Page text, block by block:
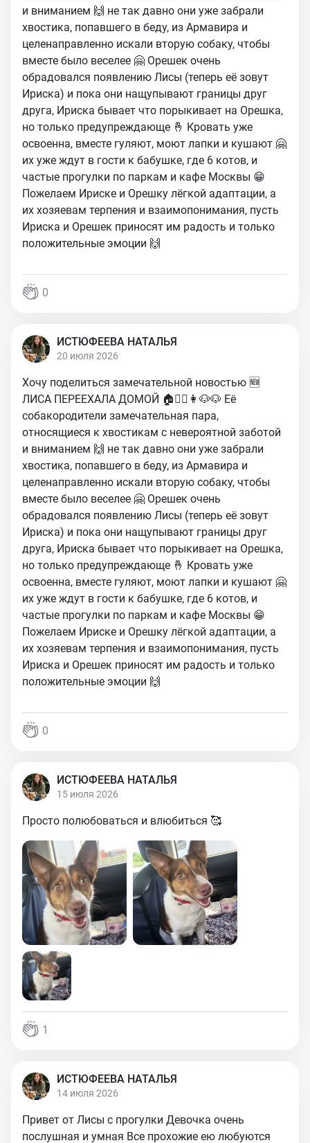
и вниманием 🙌 не так давно они уже забрали
хвостика, попавшего в беду, из Армавира и
целенаправленно искали вторую собаку, чтобы
вместе было веселее 🤗 Орешек очень
обрадовался появлению Лисы (теперь её зовут
Ириска) и пока они нащупывают границы друг
друга, Ириска бывает что порыкивает на Орешка,
но только предупреждающе 🤞 Кровать уже
освоенна, вместе гуляют, моют лапки и кушают 🤗
их уже ждут в гости к бабушке, где 6 котов, и
частые прогулки по паркам и кафе Москвы 😁
Пожелаем Ириске и Орешку лёгкой адаптации, а
их хозяевам терпения и взаимопонимания, пусть
Ириска и Орешек приносят им радость и только
положительные эмоции 🙌
0
ИСТЮФЕЕВА НАТАЛЬЯ
20 июля 2026
Хочу поделиться замечательной новостью 🆕
ЛИСА ПЕРЕЕХАЛА ДОМОЙ 🏠🧔‍♂️👩🐶🐶 Её
собакородители замечательная пара,
относящиеся к хвостикам с невероятной заботой
и вниманием 🙌 не так давно они уже забрали
хвостика, попавшего в беду, из Армавира и
целенаправленно искали вторую собаку, чтобы
вместе было веселее 🤗 Орешек очень
обрадовался появлению Лисы (теперь её зовут
Ириска) и пока они нащупывают границы друг
друга, Ириска бывает что порыкивает на Орешка,
но только предупреждающе 🤞 Кровать уже
освоенна, вместе гуляют, моют лапки и кушают 🤗
их уже ждут в гости к бабушке, где 6 котов, и
частые прогулки по паркам и кафе Москвы 😁
Пожелаем Ириске и Орешку лёгкой адаптации, а
их хозяевам терпения и взаимопонимания, пусть
Ириска и Орешек приносят им радость и только
положительные эмоции 🙌
0
ИСТЮФЕЕВА НАТАЛЬЯ
15 июля 2026
Просто полюбоваться и влюбиться 🥰
1
ИСТЮФЕЕВА НАТАЛЬЯ
14 июля 2026
Привет от Лисы с прогулки Девочка очень
послушная и умная Все прохожие ею любуются